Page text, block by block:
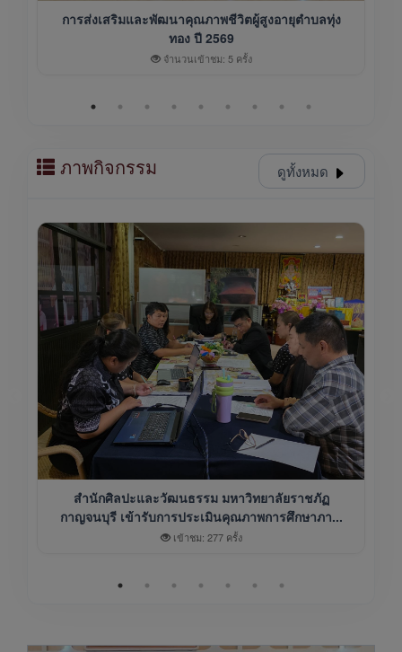
การส่งเสริมและพัฒนาคุณภาพชีวิตผู้สูงอายุตำบลทุ่ง
ทอง ปี 2569
จำนวนเข้าชม: 5 ครั้ง
ภาพกิจกรรม ดูทั้งหมด
สำนักศิลปะและวัฒนธรรม มหาวิทยาลัยราชภัฏ
กาญจนบุรี เข้ารับการประเมินคุณภาพการศึกษาภา...
เข้าชม: 277 ครั้ง